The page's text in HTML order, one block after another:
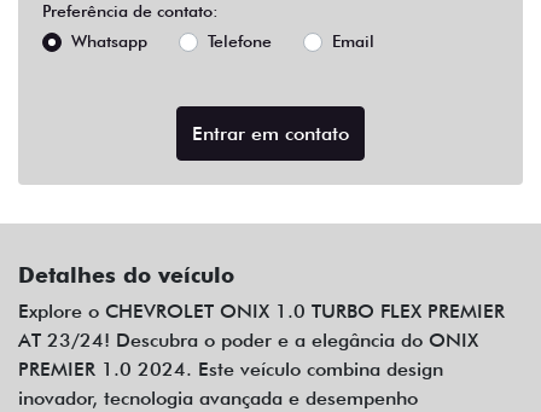
Preferência de contato:
Whatsapp
Telefone Email
Entrar em contato
Detalhes do veículo
Explore o CHEVROLET ONIX 1.0 TURBO FLEX PREMIER
AT 23/24! Descubra o poder e a elegância do ONIX
PREMIER 1.0 2024. Este veículo combina design
inovador, tecnologia avançada e desempenho